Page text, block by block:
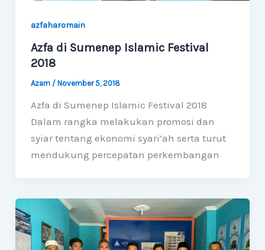
azfaharomain
Azfa di Sumenep Islamic Festival
2018
Azam / November 5, 2018
Azfa di Sumenep Islamic Festival 2018
Dalam rangka melakukan promosi dan
syiar tentang ekonomi syari’ah serta turut
mendukung percepatan perkembangan